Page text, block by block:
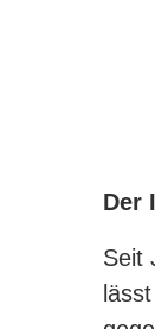
Der
Seit